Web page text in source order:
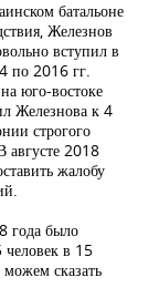
батальоне
Железнов
вступил в
по 2016 гг.
юго-востоке
Железнова к 4
строгого
августе 2018
жалобу
года было
в 15
сказать